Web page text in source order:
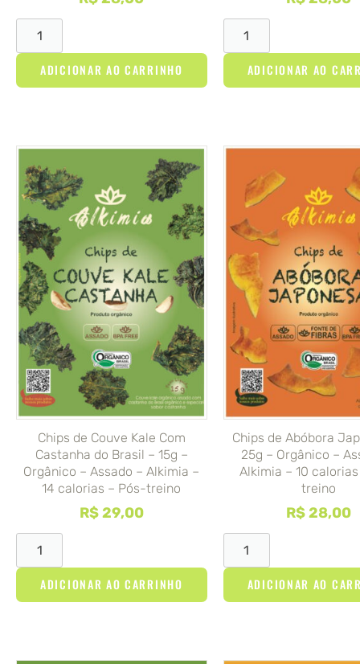
ADICIONAR AO CARRINHO ADICIONAR AO
Chips de Couve Kale Com
Castanha do Brasil – 15g –
Orgânico – Assado – Alkimia –
14 calorias – Pós-treino
R$29,00
ADICIONAR AO CARRINHO
Chips de Abóbora
25g – Orgânico –
Alkimia – 10
treino
R$28,00
ADICIONAR AO